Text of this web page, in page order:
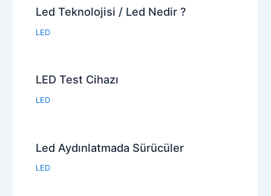
Led Teknolojisi / Led Nedir ?
LED
LED Test Cihazı
LED
Led Aydınlatmada Sürücüler
LED